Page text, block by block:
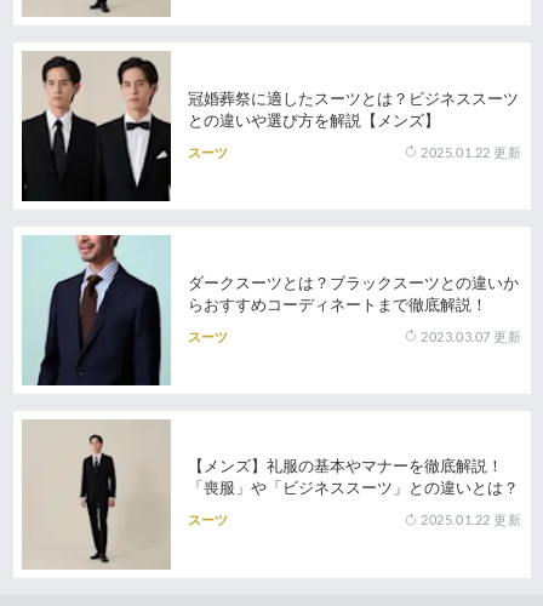
冠婚葬祭に適したスーツとは？ビジネススーツ
との違いや選び方を解説【メンズ】
スーツ 2025.01.22 更新
ダークスーツとは？ブラックスーツとの違いか
らおすすめコーディネートまで徹底解説！
スーツ 2023.03.07 更新
【メンズ】礼服の基本やマナーを徹底解説！
「喪服」や「ビジネススーツ」との違いとは？
スーツ 2025.01.22 更新